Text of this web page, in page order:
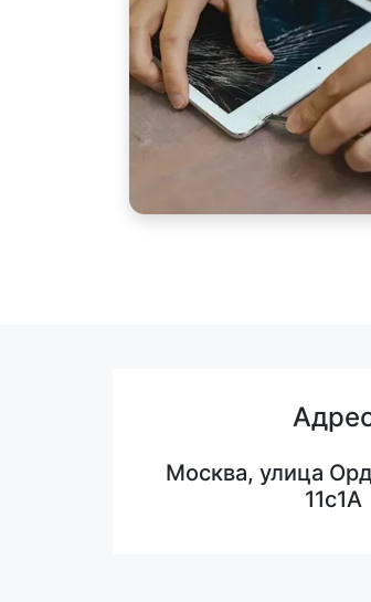
Москва, улица
11с1А